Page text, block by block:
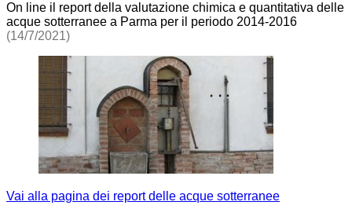
On line il report della valutazione chimica e quantitativa delle
acque sotterranee a Parma per il periodo 2014-2016
(14/7/2021)
Vai alla pagina dei report delle acque sotterranee